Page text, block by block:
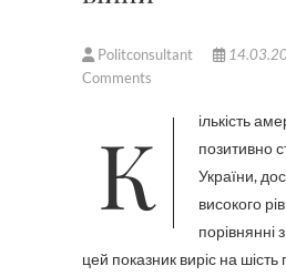
Politconsultant
Comments
Кількість американців, які
позитивно
України,
високого
цей показник виріс на шість